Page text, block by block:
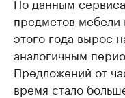
предметов мебели
этого года вырос
аналогичным
Предложений от
время стало